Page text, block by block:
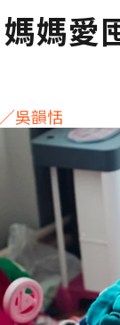
媽媽
吳韻恬